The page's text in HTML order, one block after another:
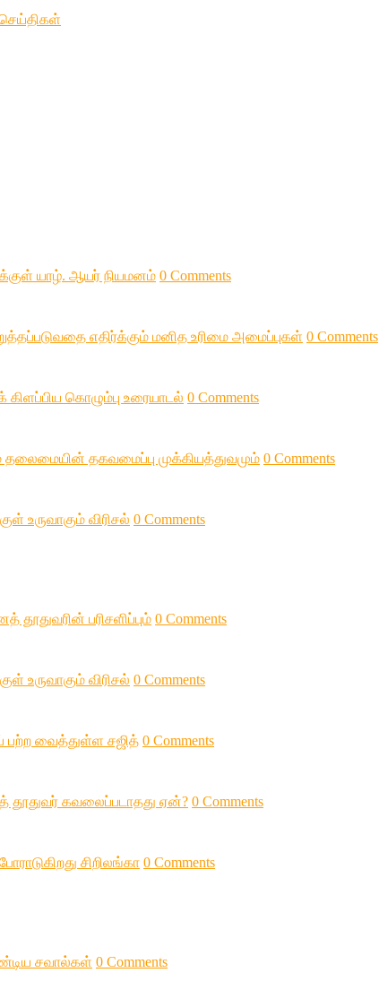
யாழ். ஆயர் நியமனம் 0 Comments
எதிர்க்கும் மனித உரிமை அமைப்புகள் 0 Comments
கிளப்பிய கொழும்பு உரையாடல் 0 Comments
தலைமையின் தகவமைப்பு முக்கியத்துவமும் 0 Comments
உருவாகும் விரிசல் 0 Comments
தூதுவரின் பரிசளிப்பும் 0 Comments
உருவாகும் விரிசல் 0 Comments
பற்ற வைத்துள்ள சஜித் 0 Comments
கவலைப்படாதது ஏன்? 0 Comments
சிறிலங்கா 0 Comments
சவால்கள் 0 Comments